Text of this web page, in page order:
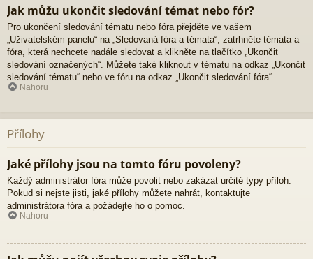
Jak můžu ukončit sledování témat nebo fór?
Pro ukončení sledování tématu nebo fóra přejděte ve vašem
„Uživatelském panelu“ na „Sledovaná fóra a témata“, zatrhněte témata a
fóra, která nechcete nadále sledovat a klikněte na tlačítko „Ukončit
sledování označených“. Můžete také kliknout v tématu na odkaz „Ukončit
sledování tématu“ nebo ve fóru na odkaz „Ukončit sledování fóra“.
Nahoru
Přílohy
Jaké přílohy jsou na tomto fóru povoleny?
Každý administrátor fóra může povolit nebo zakázat určité typy příloh.
Pokud si nejste jisti, jaké přílohy můžete nahrát, kontaktujte
administrátora fóra a požádejte ho o pomoc.
Nahoru